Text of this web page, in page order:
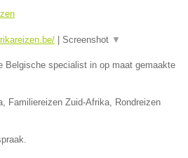
Screenshot ▼
Belgische specialist in op maat gemaakte
Familiereizen Zuid-Afrika, Rondreizen